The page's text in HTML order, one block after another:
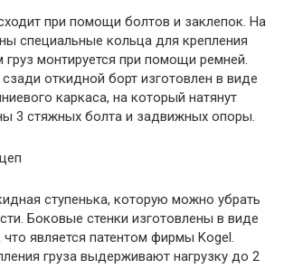
при помощи болтов и заклепок. На
специальные кольца для крепления
груз монтируется при помощи ремней.
откидной борт изготовлен в виде
каркаса, на который натянут
3 стяжных болта и задвижных опоры.
ступенька, которую можно убрать
Боковые стенки изготовлены в виде
является патентом фирмы Kogel.
груза выдерживают нагрузку до 2